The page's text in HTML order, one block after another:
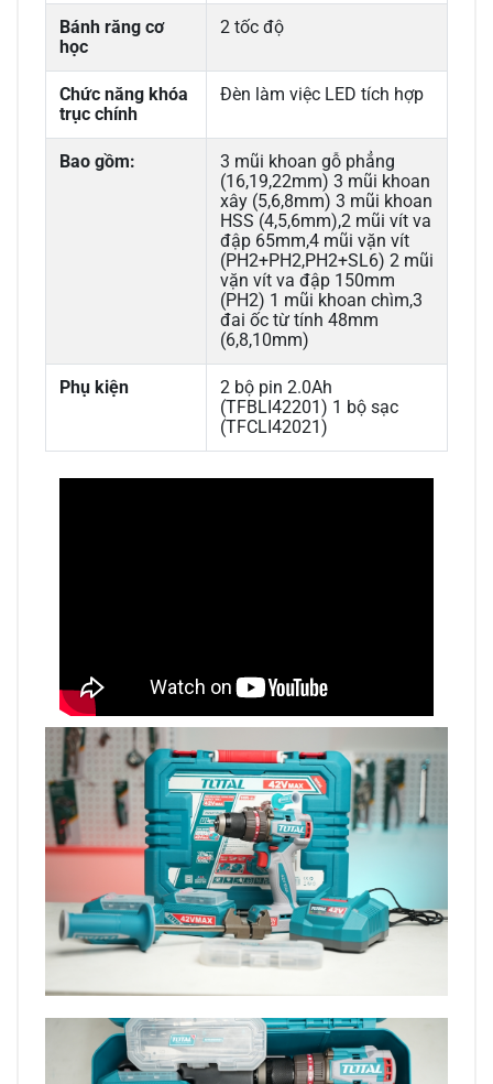
Bánh răng cơ
học
2 tốc độ
Chức năng khóa
trục chính
Đèn làm việc LED tích hợp
Bao gồm:
3 mũi khoan gỗ phẳng
(16,19,22mm) 3 mũi khoan
xây (5,6,8mm) 3 mũi khoan
HSS (4,5,6mm),2 mũi vít va
đập 65mm,4 mũi vặn vít
(PH2+PH2,PH2+SL6) 2 mũi
vặn vít va đập 150mm
(PH2) 1 mũi khoan chìm,3
đai ốc từ tính 48mm
(6,8,10mm)
Phụ kiện
2 bộ pin 2.0Ah
(TFBLI42201) 1 bộ sạc
(TFCLI42021)